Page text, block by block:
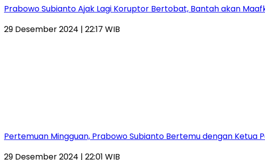
Prabowo Subianto Ajak Lagi Koruptor Bertobat, Bantah akan
29 Desember 2024 | 22:17 WIB
Pertemuan Mingguan, Prabowo Subianto Bertemu dengan Ketua
29 Desember 2024 | 22:01 WIB